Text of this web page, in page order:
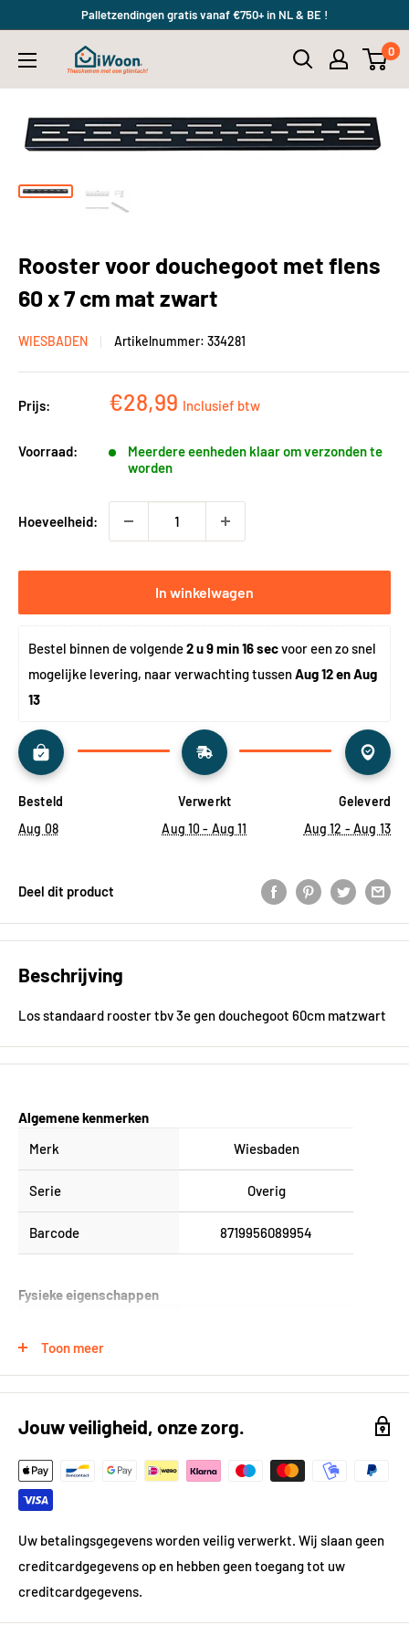
content
Palletzendingen gratis vanaf €750+ in NL & BE !
iWoon.nl 0
Rooster voor douchegoot met flens
60 x 7 cm mat zwart
WIESBADEN Artikelnummer: 334281
Prijs: Kortingsprijs
€28,99 Inclusief btw
Voorraad:
Meerdere eenheden klaar om verzonden te
worden
Hoeveelheid:
In winkelwagen
Bestel binnen de volgende 2 u 9 min 16 sec voor een zo snel
mogelijke levering, naar verwachting tussen Aug 12 en Aug
13
Besteld
Aug 08
Verwerkt
Aug 10 - Aug 11
Geleverd
Aug 12 - Aug 13
Deel dit product
Beschrijving
Los standaard rooster tbv 3e gen douchegoot 60cm matzwart
Algemene kenmerken
Merk
Wiesbaden
Serie Overig
Barcode 8719956089954
Fysieke eigenschappen
Technische specificaties
Lijntekening
https://kh-compano.b-
cdn.net/Data/Environme
3.4281 2.jpg
Toon meer
Jouw veiligheid, onze zorg.
Uw betalingsgegevens worden veilig verwerkt. Wij slaan geen
creditcardgegevens op en hebben geen toegang tot uw
creditcardgegevens.